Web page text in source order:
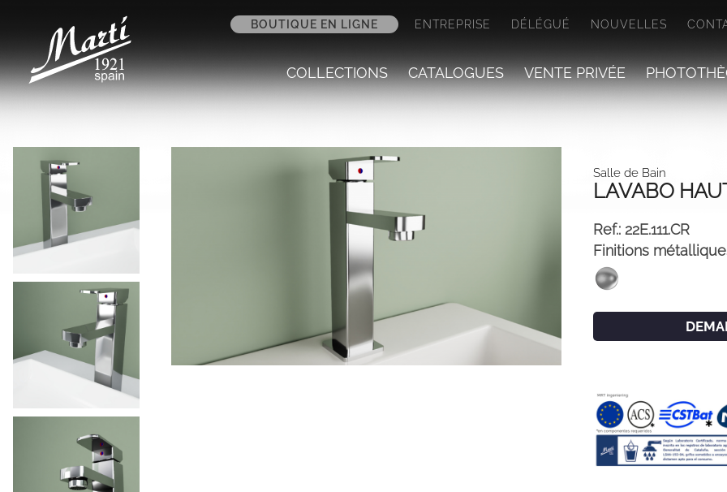
BOUTIQUE EN LIGNE ENTREPRISE DÉLÉGUÉ NOUVELLES
COLLECTIONS CATALOGUES VENTE PRIVÉE
Salle de Bain
LAVABO
Ref.: 22E.111.CR
Finitions